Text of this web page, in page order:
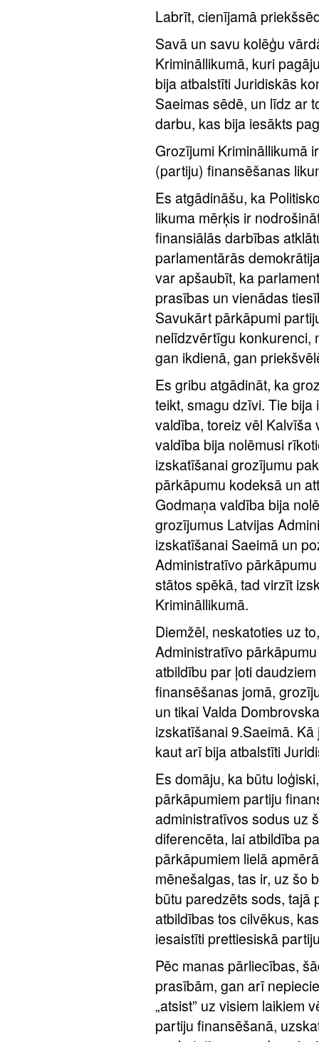
Labrīt, cienījamā
Savā un savu kolēģu
Krimināllikumā, kuri
bija atbalstīti Juridiskās
Saeimas sēdē, un līdz ar
darbu, kas bija iesākts
Grozījumi Krimināllikumā
(partiju) finansēšanas
Es atgādināšu, ka
likuma mērķis ir
finansiālās darbības
parlamentārās
var apšaubīt, ka
prasības un vienādas
Savukārt pārkāpumi
nelīdzvērtīgu konkurenci,
gan ikdienā, gan
Es gribu atgādināt, ka
teikt, smagu dzīvi. Tie
valdība, toreiz vēl Kalvīša
valdība bija nolēmusi
izskatīšanai grozījumu
pārkāpumu kodeksā un
Godmaņa valdība bija
grozījumus Latvijas
izskatīšanai Saeimā un
Administratīvo
stātos spēkā, tad virzīt
Krimināllikumā.
Diemžēl, neskatoties uz
Administratīvo
atbildību par ļoti
finansēšanas jomā,
un tikai Valda
izskatīšanai 9.Saeimā.
kaut arī bija atbalstīti
Es domāju, ka būtu
pārkāpumiem partiju
administratīvos sodus uz
diferencēta, lai atbildība
pārkāpumiem lielā
mēnešalgas, tas ir, uz šo
būtu paredzēts sods, tajā
atbildības tos cilvēkus,
iesaistīti prettiesiskā
Pēc manas pārliecības,
prasībām, gan arī
„atsist” uz visiem laikiem
partiju finansēšanā,